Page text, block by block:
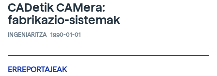
CADetik CAMera:
fabrikazio-sistemak
INGENIARITZA 1990-01-01
ERREPORTAJEAK